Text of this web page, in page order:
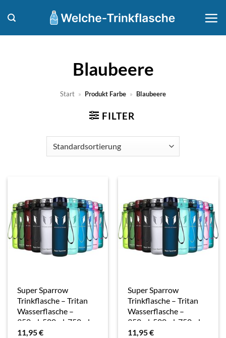
Inhalt
springen
‎Blaubeere
Start » Produkt Farbe » ‎Blaubeere
FILTER
Super Sparrow
Trinkflasche – Tritan
Wasserflasche –
350ml, 500ml, 750ml,
1000ml – BPA-frei –
11,95€
Super Sparrow
Trinkflasche – Tritan
Wasserflasche –
350ml, 500ml, 750ml,
1000ml – BPA-frei –
11,95€